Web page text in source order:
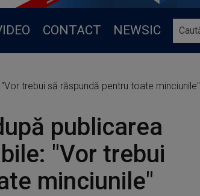
CONTACT NEWSIC
trebui să răspundă pentru toate minciunile"
publicarea
"Vor trebui
minciunile"